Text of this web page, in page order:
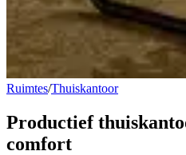
Ruimtes/Thuiskantoor
Productief
comfort